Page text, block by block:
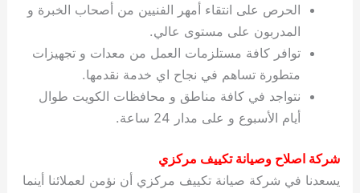
الحرص على انتقاء أمهر الفنيين من أصحاب الخبرة و
المدربون على مستوى عالي.
توافر كافة مستلزمات العمل من معدات و تجهيزات
متطورة تساهم في نجاح اي خدمة نقدمها.
نتواجد في كافة مناطق و محافظات الكويت طوال
أيام الأسبوع و على مدار 24 ساعة.
شركة اصلاح وصيانة تكييف مركزي
يسعدنا في شركة صيانة تكييف مركزي أن نؤمن لعملائنا أينما